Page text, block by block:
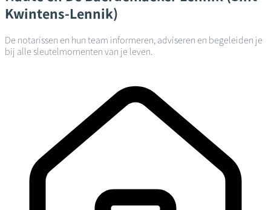
Kwintens-Lennik)
De notarissen en hun team informeren, adviseren en begeleiden je
bij alle sleutelmomenten van je leven.